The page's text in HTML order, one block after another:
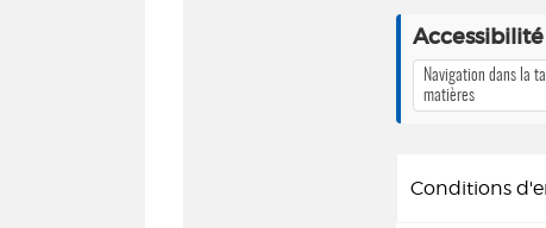
Accessibilité
Navigation dans la
matières
Conditions